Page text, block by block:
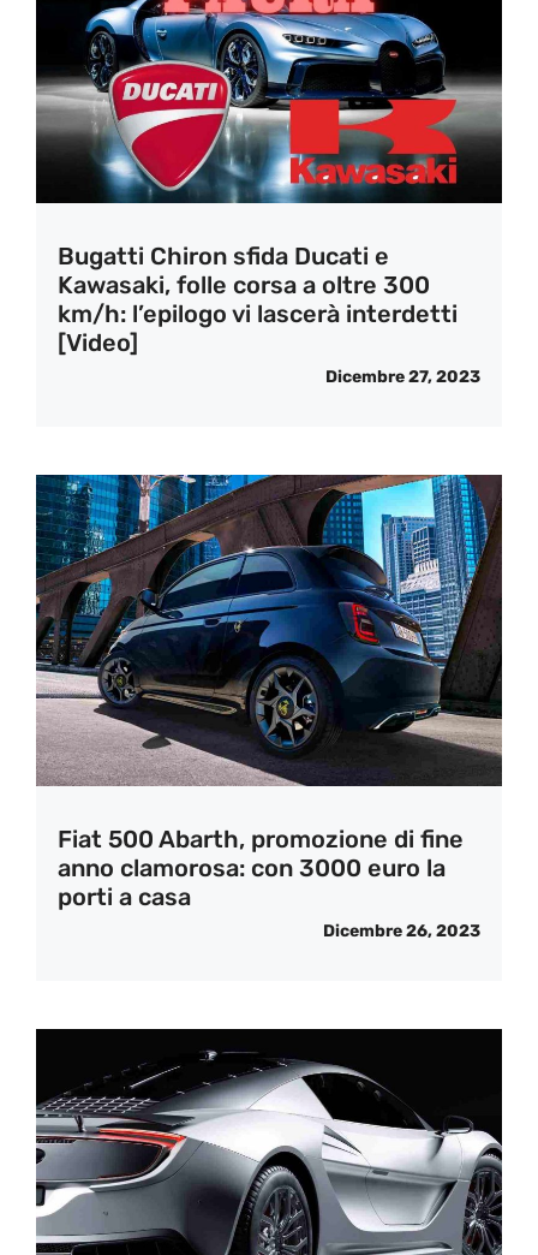
Bugatti Chiron sfida Ducati e
Kawasaki, folle corsa a oltre 300
km/h: l’epilogo vi lascerà interdetti
[Video]
Dicembre 27, 2023
Fiat 500 Abarth, promozione di fine
anno clamorosa: con 3000 euro la
porti a casa
Dicembre 26, 2023